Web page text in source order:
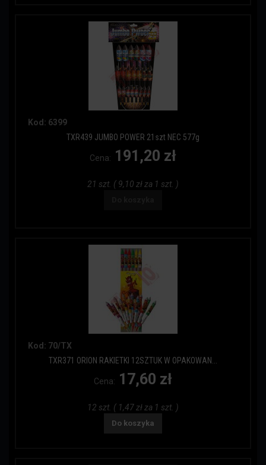
Kod: 6399
TXR439 JUMBO POWER 21szt NEC 577g
Cena: 191,20 zł
21 szt. ( 9,10 zł za 1 szt. )
Kod: 70/TX
TXR371 ORION RAKIETKI 12SZTUK W OPAKOWAN...
Cena: 17,60 zł
12 szt. ( 1,47 zł za 1 szt. )
Do koszyka